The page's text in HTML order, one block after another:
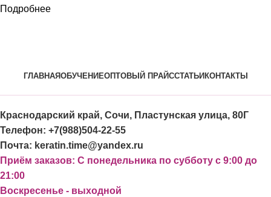
Подробнее
ГЛАВНАЯОБУЧЕНИЕОПТОВЫЙ ПРАЙССТАТЬИ КОНТАКТЫ
Краснодарский край, Сочи, Пластунская улица, 80Г
Телефон: +7(988)504-22-55
Почта: keratin.time@yandex.ru
Приём заказов: С понедельника по субботу с 9:00 до
21:00
Воскресенье - выходной